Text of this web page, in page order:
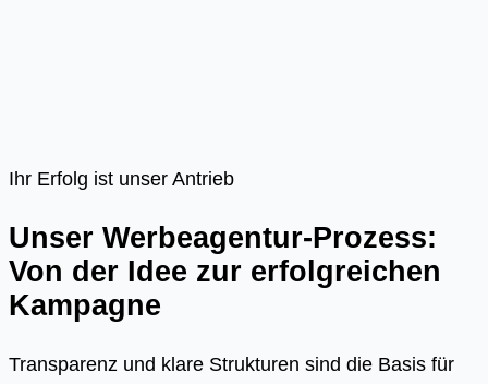
Ihr Erfolg ist unser Antrieb
Unser Werbeagentur-Prozess:
Von der Idee zur erfolgreichen
Kampagne
Transparenz und klare Strukturen sind die Basis für